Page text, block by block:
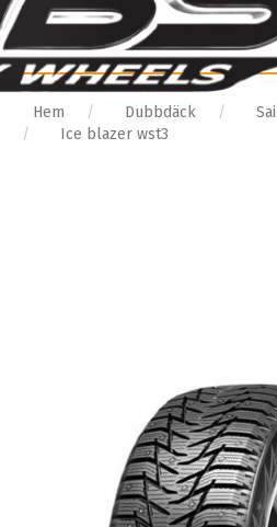
Hem Dubbdäck
Ice blazer wst3